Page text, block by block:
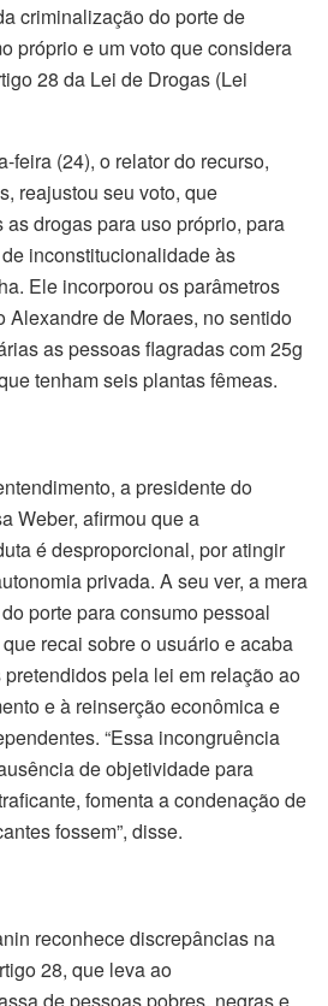
criminalização do porte de
próprio e um voto que considera
28 da Lei de Drogas (Lei
feira (24), o relator do recurso,
reajustou seu voto, que
drogas para uso próprio, para
inconstitucionalidade às
Ele incorporou os parâmetros
Alexandre de Moraes, no sentido
as pessoas flagradas com 25g
tenham seis plantas fêmeas.
a presidente do
Weber, afirmou que a
é desproporcional, por atingir
privada. A seu ver, a mera
porte para consumo pessoal
recai sobre o usuário e acaba
pela lei em relação ao
e à reinserção econômica e
“Essa incongruência
de objetividade para
fomenta a condenação de
fossem”, disse.
reconhece discrepâncias na
28, que leva ao